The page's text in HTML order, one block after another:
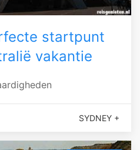
startpunt
vakantie
SYDNEY +